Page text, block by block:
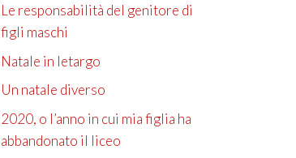
Le responsabilità del genitore di
figli maschi
Natale in letargo
Un natale diverso
2020, o l’anno in cui mia figlia ha
abbandonato il liceo